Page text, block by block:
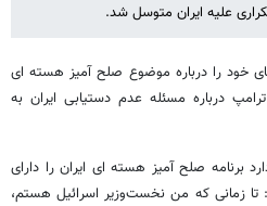
علیه ایران متوسل شد.
خود را درباره موضوع صلح آمیز هسته ای
درباره مسئله عدم دستیابی ایران به
برنامه صلح آمیز هسته ای ایران را دارای
زمانی که من نخست‌وزیر اسرائیل هستم،